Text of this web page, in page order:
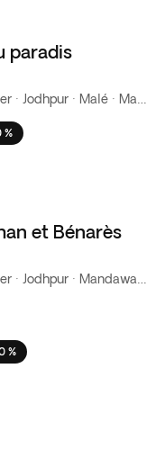
paradis
%
et Bénarès
%